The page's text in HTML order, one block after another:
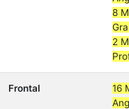
8
2
Frontal
16